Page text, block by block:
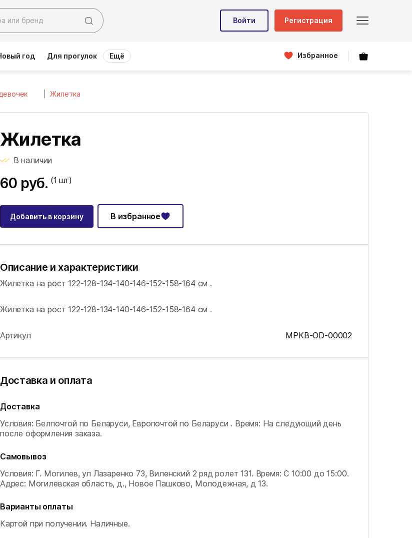
Войти Регистрация
год Для прогулок Ещё Избранное
Жилетка
Жилетка
В наличии
60 руб. (1 шт)
Добавить в корзину В избранное
Описание и характеристики
Жилетка на рост 122-128-134-140-146-152-158-164 см .
Жилетка на рост 122-128-134-140-146-152-158-164 см .
Артикул МРКВ-OD-00002
Доставка и оплата
Доставка
Условия: Белпочтой по Беларуси, Европочтой по Беларуси . Время: На следующий день
после оформления заказа.
Самовывоз
Условия: Г. Могилев, ул Лазаренко 73, Виленский 2 ряд ролет 131. Время: С 10:00 до 15:00.
Адрес: Могилевская область, д., Новое Пашково, Молодежная, д 13.
Варианты оплаты
Картой при получении. Наличные.